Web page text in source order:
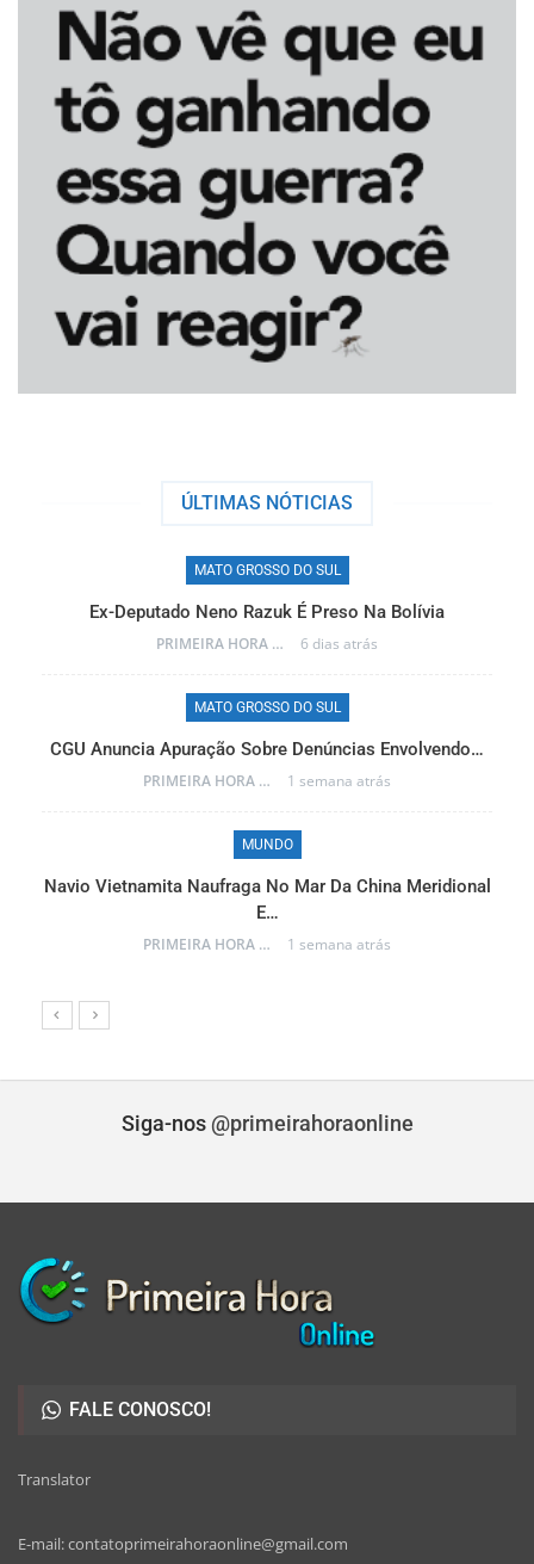
ÚLTIMAS NÓTICIAS
MATO GROSSO DO SUL
Ex-Deputado Neno Razuk É Preso Na Bolívia
PRIMEIRA HORA ONLINE 6 dias atrás
MATO GROSSO DO SUL
CGU Anuncia Apuração Sobre Denúncias Envolvendo…
PRIMEIRA HORA ONLINE 1 semana atrás
MUNDO
Navio Vietnamita Naufraga No Mar Da China Meridional
E…
PRIMEIRA HORA ONLINE 1 semana atrás
Siga-nos @primeirahoraonline
FALE CONOSCO!
Translator
E-mail: contatoprimeirahoraonline@gmail.com